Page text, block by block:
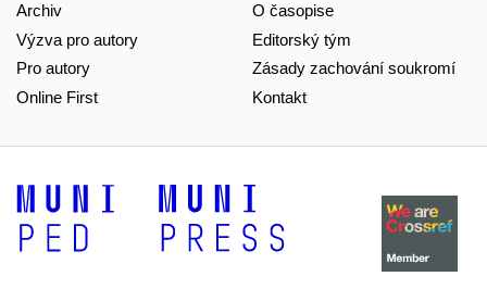
Archiv
Výzva pro autory
Pro autory
Online First
O časopise
Editorský tým
Zásady zachování soukromí
Kontakt